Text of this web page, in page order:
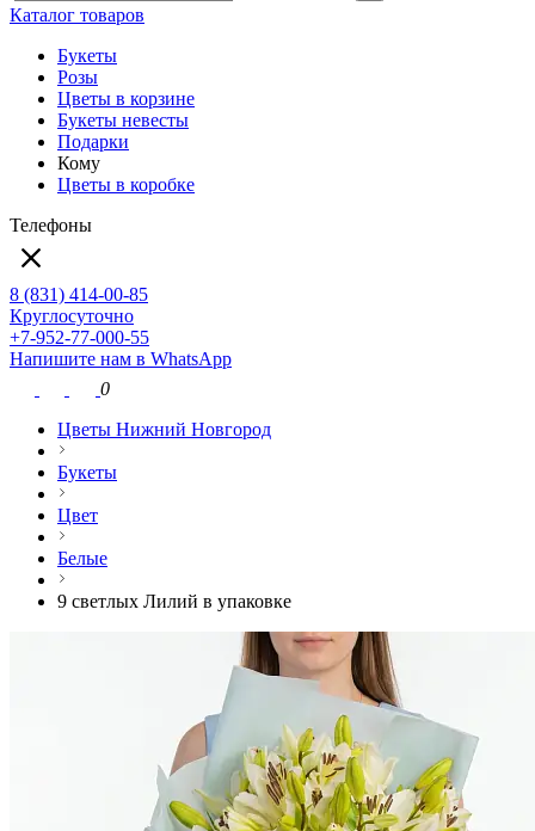
Каталог товаров
Букеты
Розы
Цветы в корзине
Букеты невесты
Подарки
Кому
Цветы в коробке
Телефоны
8 (831) 414-00-85
Круглосуточно
+7-952-77-000-55
Напишите нам в WhatsApp
0
Цветы Нижний Новгород
Букеты
Цвет
Белые
9 светлых Лилий в упаковке